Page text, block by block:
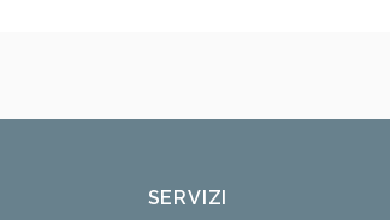
SERVIZI